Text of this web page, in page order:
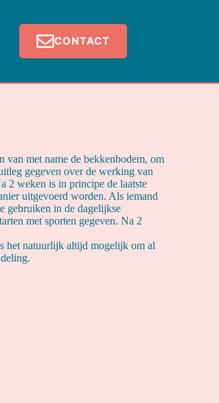
CONTACT
van met name de bekkenbodem, om
gegeven over de werking van
2 weken is in principe de laatste
uitgevoerd worden. Als iemand
gebruiken in de dagelijkse
met sporten gegeven. Na 2
het natuurlijk altijd mogelijk om al